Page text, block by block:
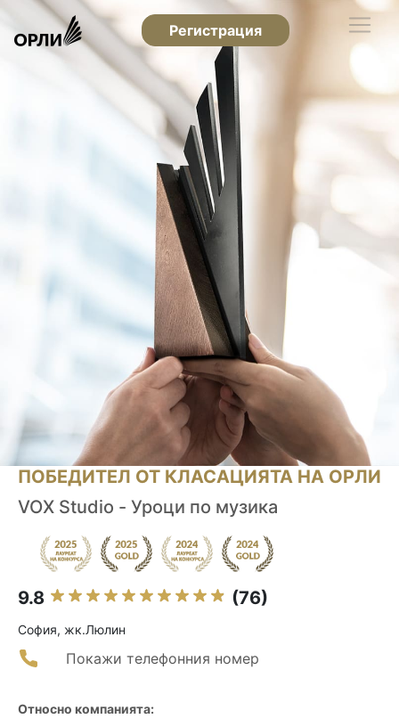
Регистрация
ПОБЕДИТЕЛ ОТ КЛАСАЦИЯТА НА ОРЛИ
VOX Studio - Уроци по музика
9.8 (76)
София, жк.Люлин
Покажи телефонния номер
Относно компанията: